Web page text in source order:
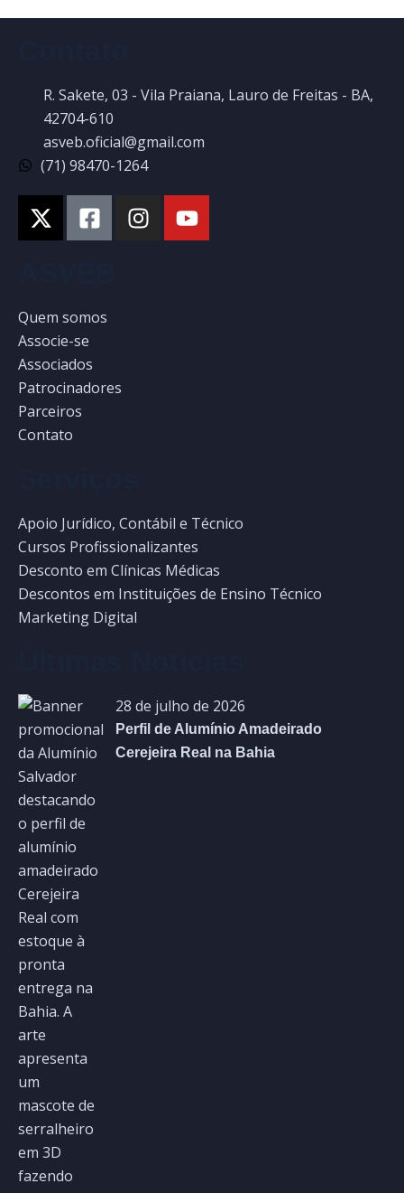
R. Sakete, 03 - Vila Praiana, Lauro de Freitas - BA,
42704-610
asveb.oficial@gmail.com
(71) 98470-1264
Quem somos
Associe-se
Associados
Patrocinadores
Parceiros
Contato
Apoio Jurídico, Contábil e Técnico
Cursos Profissionalizantes
Desconto em Clínicas Médicas
Descontos em Instituições de Ensino Técnico
Marketing Digital
28 de julho de 2026
Perfil de Alumínio Amadeirado
Cerejeira Real na Bahia